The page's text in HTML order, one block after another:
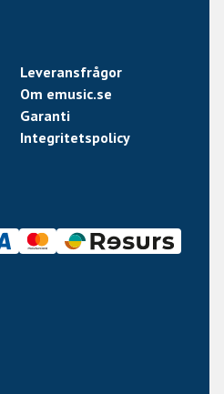
Leveransfrågor
Om emusic.se
Garanti
Integritetspolicy